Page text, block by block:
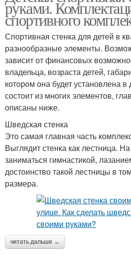
руками.
спортивного
Спортивная стенка для детей в
разнообразные элементы.
зависит от финансовых
владельца, возраста детей,
котором она будет установлена
состоит из многих элементов,
описаны ниже.
Шведская стенка
Это самая главная часть
Выглядит стенка как лестница.
заниматься гимнастикой,
достоинство такой лестницы в
размера.
читать дальше →